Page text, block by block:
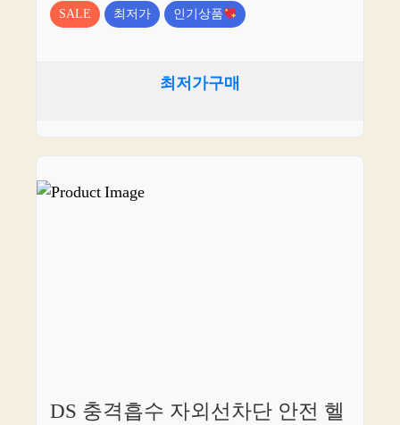
SALE 최저가 인기상품
최저가구매
DS 충격흡수 자외선차단 안전 헬